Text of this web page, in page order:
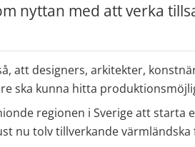
nyttan med att verka
att designers, arkitekter,
ska kunna hitta
regionen i Sverige att starta
nu tolv tillverkande värmländska